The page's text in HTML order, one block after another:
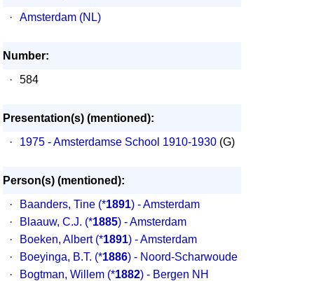
·
Amsterdam (NL)
Number:
·
584
Presentation(s) (mentioned):
·
1975 - Amsterdamse School 1910-1930 (G)
Person(s) (mentioned):
·
Baanders, Tine (*1891) - Amsterdam
·
Blaauw, C.J. (*1885) - Amsterdam
·
Boeken, Albert (*1891) - Amsterdam
·
Boeyinga, B.T. (*1886) - Noord-Scharwoude
·
Bogtman, Willem (*1882) - Bergen NH